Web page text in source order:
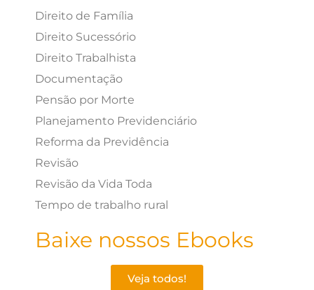
Direito de Família
Direito Sucessório
Direito Trabalhista
Documentação
Pensão por Morte
Planejamento Previdenciário
Reforma da Previdência
Revisão
Revisão da Vida Toda
Tempo de trabalho rural
Baixe nossos Ebooks
Veja todos!